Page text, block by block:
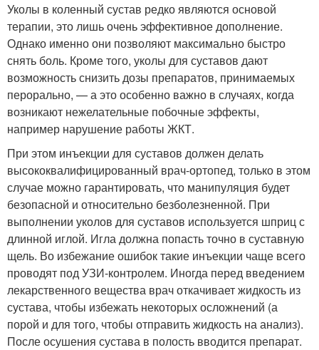
Уколы в коленный сустав редко являются основой
терапии, это лишь очень эффективное дополнение.
Однако именно они позволяют максимально быстро
снять боль. Кроме того, уколы для суставов дают
возможность снизить дозы препаратов, принимаемых
перорально, — а это особенно важно в случаях, когда
возникают нежелательные побочные эффекты,
например нарушение работы ЖКТ.
При этом инъекции для суставов должен делать
высококвалифицированный врач-ортопед, только в этом
случае можно гарантировать, что манипуляция будет
безопасной и относительно безболезненной. При
выполнении уколов для суставов используется шприц с
длинной иглой. Игла должна попасть точно в суставную
щель. Во избежание ошибок такие инъекции чаще всего
проводят под УЗИ-контролем. Иногда перед введением
лекарственного вещества врач откачивает жидкость из
сустава, чтобы избежать некоторых осложнений (а
порой и для того, чтобы отправить жидкость на анализ).
После осушения сустава в полость вводится препарат.